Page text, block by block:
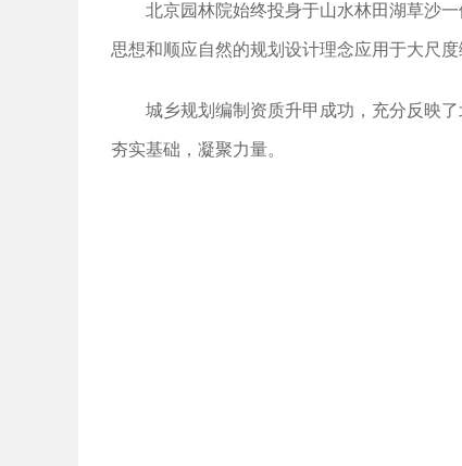
北京园林院始终投身于山水林田湖草沙
思想和顺应自然的规划设计理念应用于大尺
城乡规划编制资质升甲成功，充分反映
夯实基础，凝聚力量。